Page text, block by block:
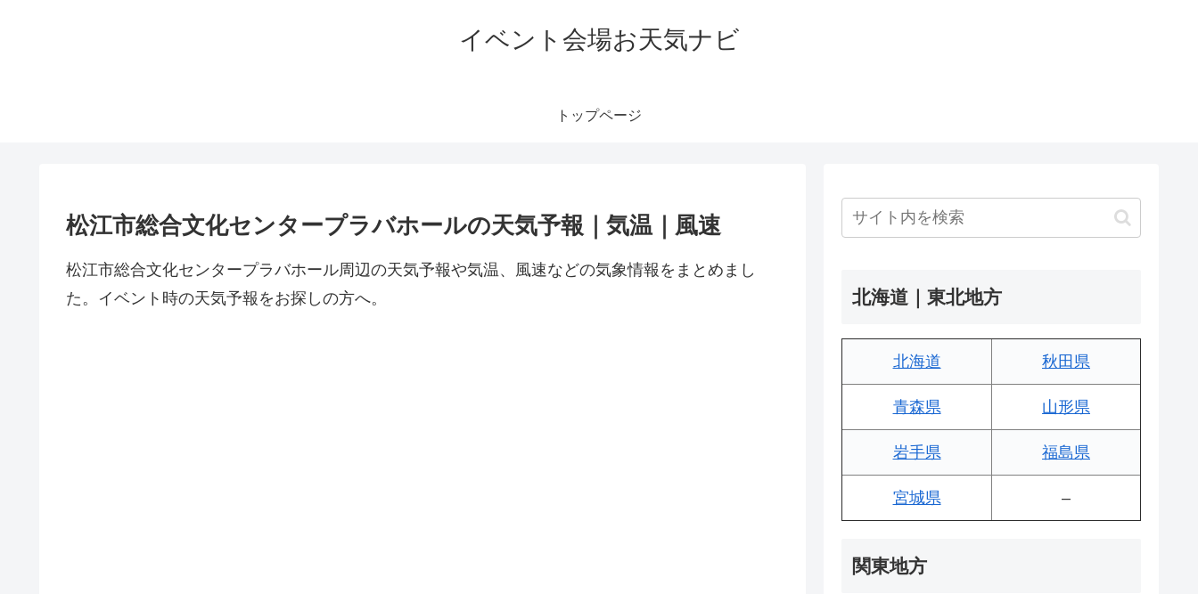
イベント会場お天気ナビ
トップページ
松江市総合文化センタープラバホールの天気予報｜気温｜風速
松江市総合文化センタープラバホール周辺の天気予報や気温、風速などの気象情報をまとめまし
た。イベント時の天気予報をお探しの方へ。
北海道｜東北地方
北海道 秋田県
青森県 山形県
岩手県 福島県
宮城県 –
関東地方